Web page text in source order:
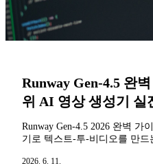
Runway Gen-4.5 완
위 AI 영상 생성기 실
Runway Gen-4.5 2026 완벽
기로 텍스트-투-비디오를 만
2026. 6. 11.